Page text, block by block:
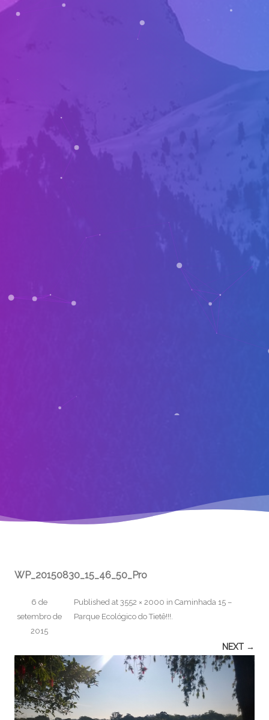
WP_20150830_15_46_50_Pro
Published
6 de
setembro de
2015
at 3552 × 2000 in Caminhada 15 –
Parque Ecológico do Tietê!!!.
NEXT →